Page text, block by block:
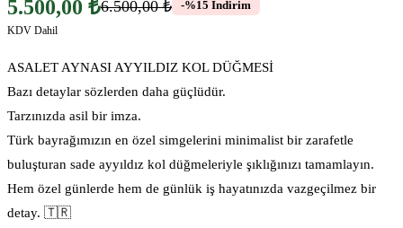
5.500,00 ₺6.500,00 ₺ -%15 İndirim
KDV Dahil
ASALET AYNASI AYYILDIZ KOL DÜĞMESİ
Bazı detaylar sözlerden daha güçlüdür.
Tarzınızda asil bir imza.
Türk bayrağımızın en özel simgelerini minimalist bir zarafetle
buluşturan sade ayyıldız kol düğmeleriyle şıklığınızı tamamlayın.
Hem özel günlerde hem de günlük iş hayatınızda vazgeçilmez bir
detay. 🇹🇷